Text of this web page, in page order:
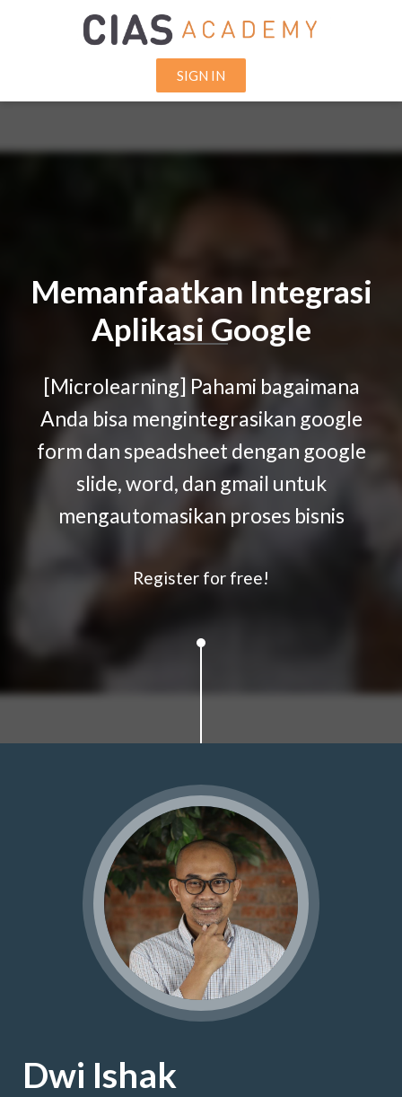
SIGN IN
Memanfaatkan Integrasi
Aplikasi Google
[Microlearning] Pahami bagaimana
Anda bisa mengintegrasikan google
form dan speadsheet dengan google
slide, word, dan gmail untuk
mengautomasikan proses bisnis
Register for free!
Dwi Ishak